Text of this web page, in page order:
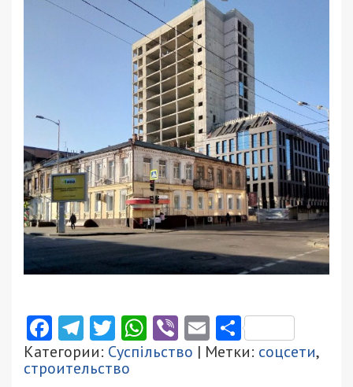
Facebook
Telegram
Twitter
WhatsApp
ViberEmail
Категории: Суспільство | Метки: соцсети,
строительство